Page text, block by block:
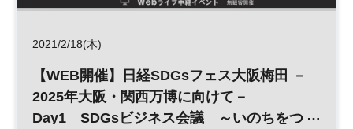
2021/2/18(木)
【WEB開催】日経SDGsフェス大阪梅田 －
2025年大阪・関西万博に向けて－
Day1 SDGsビジネス会議 ～いのちをつ